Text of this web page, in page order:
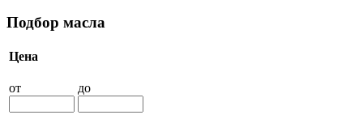
Подбор масла
Цена
от до